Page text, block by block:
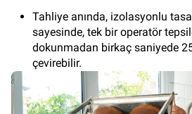
Tahliye anında, izolasyonlu
sayesinde, tek bir operatör
dokunmadan birkaç saniyede
çevirebilir.